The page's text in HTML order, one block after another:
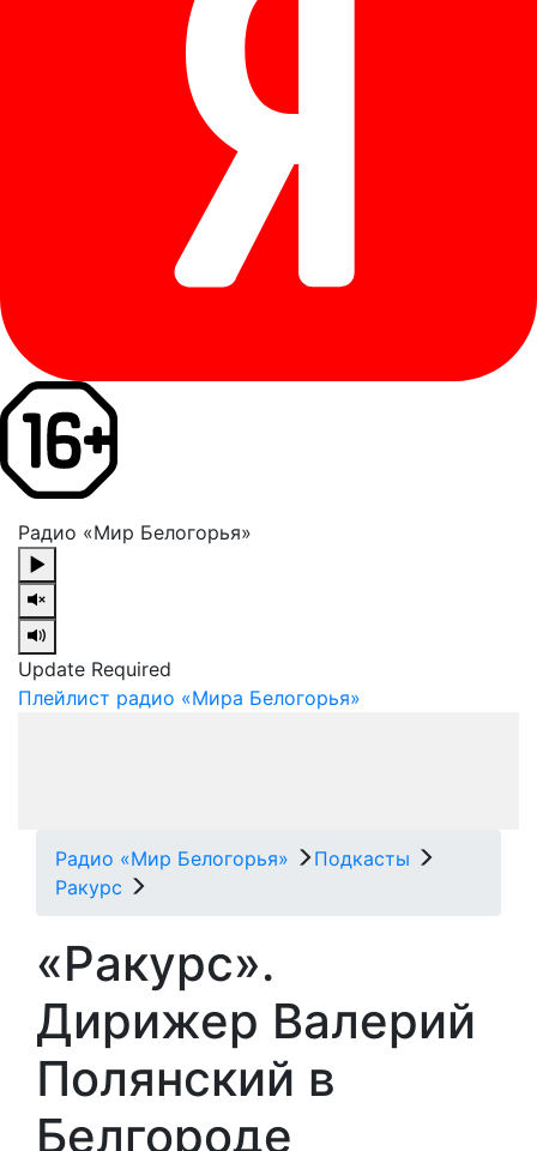
Радио «Мир Белогорья»
Update Required
Плейлист радио «Мира Белогорья»
Радио «Мир Белогорья»
Подкасты
Ракурс
«Ракурс».
Дирижер Валерий
Полянский в
Белгороде